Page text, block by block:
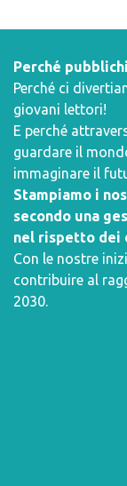
Perché
Perché ci
giovani lettori!
E perché
guardare il
immaginare il
Stampiamo i
secondo una
nel rispetto
Con le nostre
contribuire al
2030